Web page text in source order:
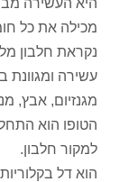
מכילה את כל
נקראת חלבון
עשירה ומגוונת
מגנזיום, אבץ,
הטופו הוא
למקור חלבון.
הוא דל